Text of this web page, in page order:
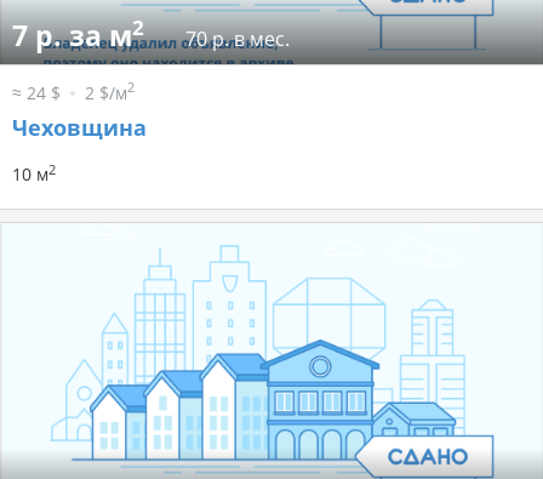
7 р. за м2 70 р. в мес.
≈ 24 $ 2 $/м2
Чеховщина
10 м2